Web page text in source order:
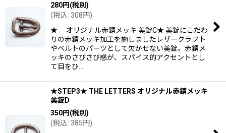
280円(税別)
(税込: 308円)
★ オリジナル赤錆メッキ 美錠C★ 美錠にこだわ
りの赤錆メッキ加工を施しましたレザークラフト
やベルトのパーツとして欠かせない美錠。赤錆メ
ッキのさびさび感が、スパイス的アクセントとし
て目をひ…
★STEP3★ THE LETTERS オリジナル赤錆メッキ
美錠D
350円(税別)
(税込: 385円)